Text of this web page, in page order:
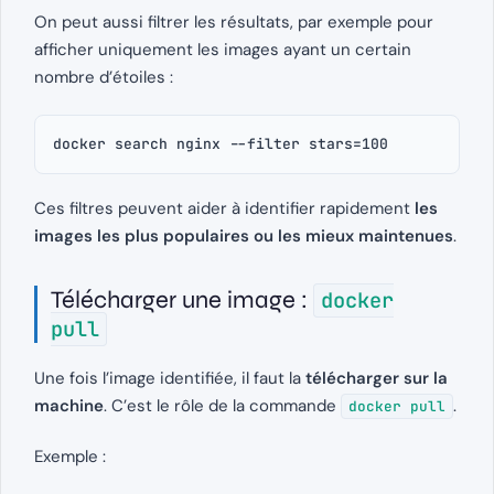
On peut aussi filtrer les résultats, par exemple pour
afficher uniquement les images ayant un certain
nombre d’étoiles :
docker search nginx --filter stars=100
Ces filtres peuvent aider à identifier rapidement les
images les plus populaires ou les mieux maintenues.
Télécharger une image : docker
pull
Une fois l’image identifiée, il faut la télécharger sur la
machine. C’est le rôle de la commande docker pull .
Exemple :